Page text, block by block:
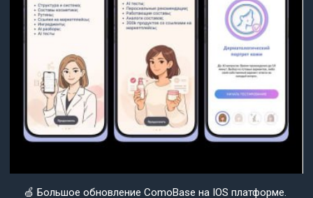
🍏 Большое обновление ComoBase на IOS платформе.